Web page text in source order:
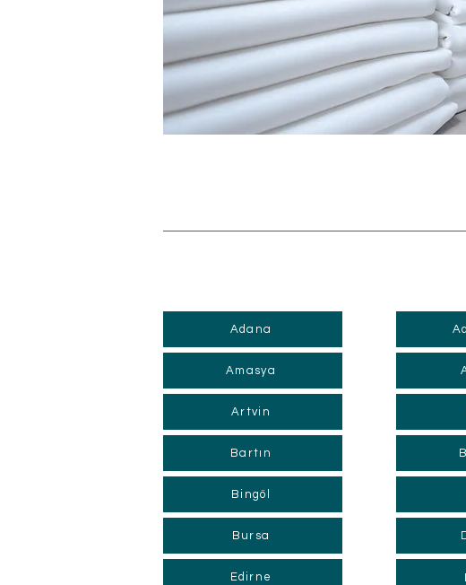
Adana
Amasya
Artvin
Bartın
Bingöl
Bursa
Edirne